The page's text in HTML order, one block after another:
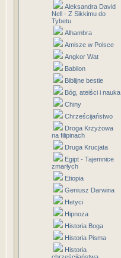
Aleksandra David
Nell - Z Sikkimu do
Tybetu
Alhambra
Amisze w Polsce
Angkor Wat
Babilon
Biblijne bestie
Bóg, ateiści i nauka
Chiny
Chrześcijaństwo
Droga Krzyżowa
na filipinach
Druga Krucjata
Egipt - Tajemnice
zmarłych
Etiopia
Geniusz Darwina
Hetyci
Hipnoza
Historia Boga
Historia Pisma
Historia